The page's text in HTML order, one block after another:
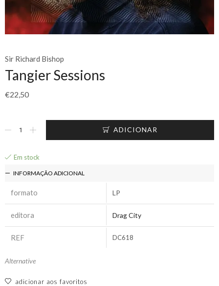
Sir Richard Bishop
Tangier Sessions
€22,50
ADICIONAR
Em stock
INFORMAÇÃO ADICIONAL
formato LP
editora Drag City
REF DC618
Alternative
adicionar aos favoritos